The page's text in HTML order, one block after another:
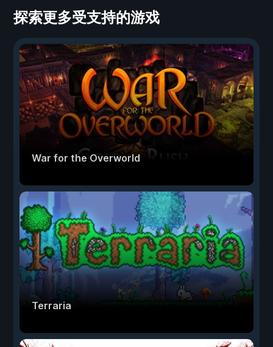
探索更多受支持的游戏
War for the Overworld
Terraria